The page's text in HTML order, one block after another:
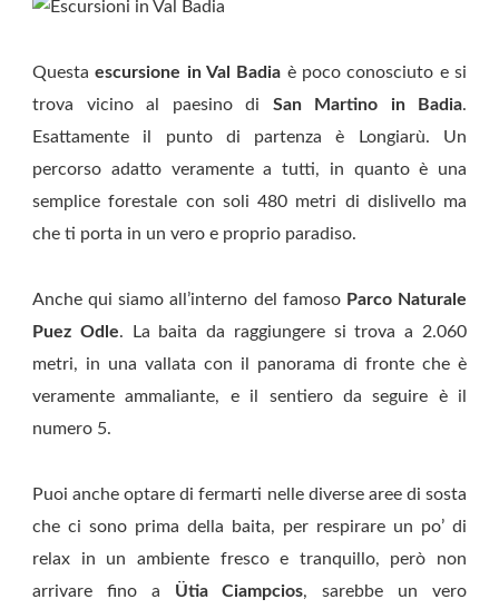
Questaescursione in Val Badia è poco conosciuto e si
trova vicino al paesino di San Martino in Badia.
Esattamente il punto di partenza è Longiarù. Un
percorso adatto veramente a tutti, in quanto è una
semplice forestale con soli 480 metri di dislivello ma
che ti porta in un vero e proprio paradiso.
Anche qui siamo all’interno del famoso Parco Naturale
Puez Odle. La baita da raggiungere si trova a 2.060
metri, in una vallata con il panorama di fronte che è
veramente ammaliante, e il sentiero da seguire è il
numero 5.
Puoi anche optare di fermarti nelle diverse aree di sosta
che ci sono prima della baita, per respirare un po’ di
relax in un ambiente fresco e tranquillo, però non
arrivare fino a Ütia Ciampcios, sarebbe un vero